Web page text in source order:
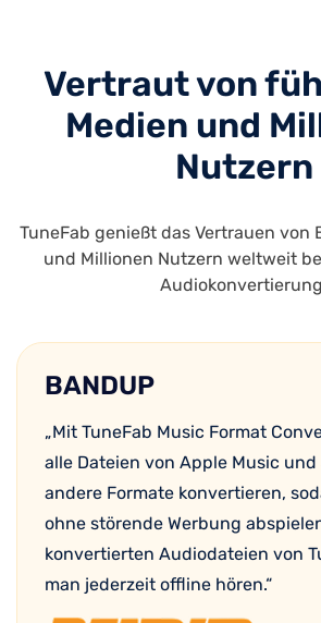
Vertraut von
Medien und
Nutzern
TuneFab genießt das Vertrauen von
und Millionen Nutzern weltweit
BANDUP
„Mit TuneFab Music Format
alle Dateien von Apple Music
andere Formate konvertieren,
ohne störende Werbung
konvertierten Audiodateien von
man jederzeit offline hören.“